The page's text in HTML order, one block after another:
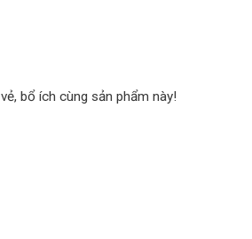
bổ ích cùng sản phẩm này!